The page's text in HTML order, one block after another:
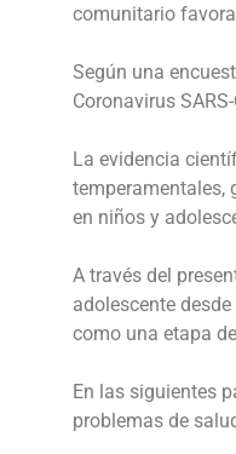
comunitario
Según una
Coronavirus
La evidencia
temperamentales,
en niños y
A través del
adolescente
como una etapa
En las siguientes
problemas de